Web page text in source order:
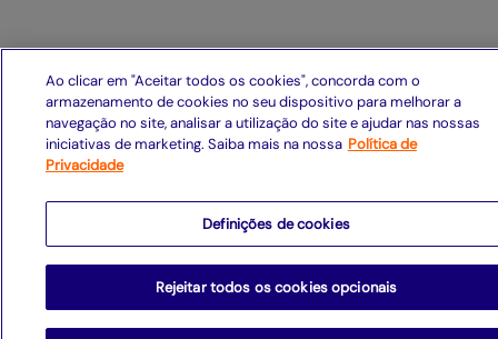
Ao clicar em "Aceitar todos os cookies", concorda com o
armazenamento de cookies no seu dispositivo para melhorar a
navegação no site, analisar a utilização do site e ajudar nas nossas
iniciativas de marketing. Saiba mais na nossa Política de
Privacidade
Definições de cookies
Rejeitar todos os cookies opcionais